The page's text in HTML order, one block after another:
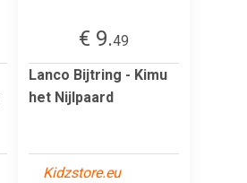
€ 9.49
Lanco Bijtring - Kimu
het Nijlpaard
Kidzstore.eu